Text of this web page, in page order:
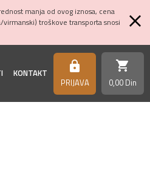
manja od ovog iznosa, cena
troškove transporta snosi
KONTAKT https
PRIJAVA
shopping_cart
0,00 Din